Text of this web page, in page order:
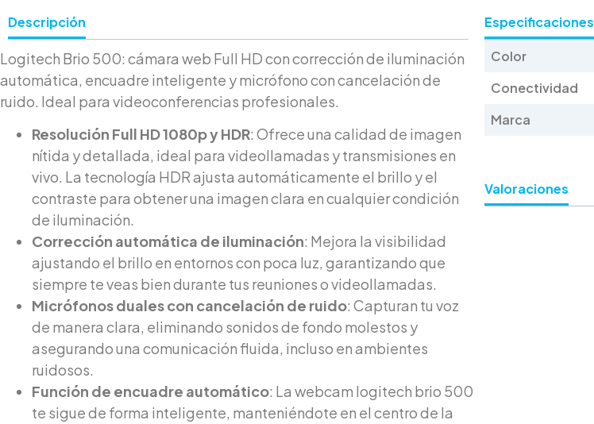
Descripción
Logitech Brio 500: cámara web Full HD con corrección de iluminación
automática, encuadre inteligente y micrófono con cancelación de
ruido. Ideal para videoconferencias profesionales.
Resolución Full HD 1080p y HDR: Ofrece una calidad de imagen
nítida y detallada, ideal para videollamadas y transmisiones en
vivo. La tecnología HDR ajusta automáticamente el brillo y el
contraste para obtener una imagen clara en cualquier condición
de iluminación.
Corrección automática de iluminación: Mejora la visibilidad
ajustando el brillo en entornos con poca luz, garantizando que
siempre te veas bien durante tus reuniones o videollamadas.
Micrófonos duales con cancelación de ruido: Capturan tu voz
de manera clara, eliminando sonidos de fondo molestos y
asegurando una comunicación fluida, incluso en ambientes
ruidosos.
Función de encuadre automático: La webcam logitech brio 500
te sigue de forma inteligente, manteniéndote en el centro de la
Especificaciones
Color
Conectividad
Marca
Valoraciones